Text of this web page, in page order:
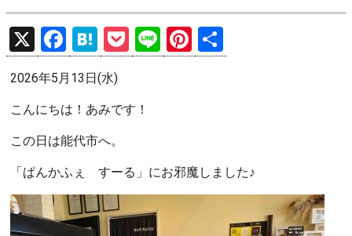
X
F
a
ce
b
o
o
k
H
at
e
n
a
P
o
et
Li
n
Pi
nt 有
2026年5月13日(水)
こんにちは！あみです！
この日は能代市へ。
「ぱんかふぇ すーる」にお邪魔しました♪